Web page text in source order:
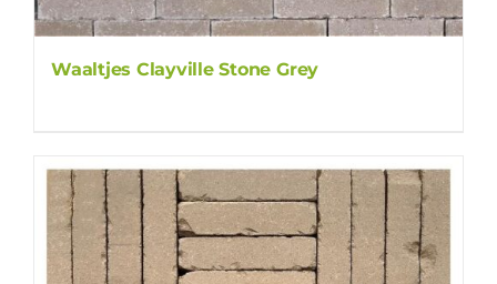
Waaltjes Clayville Stone Grey